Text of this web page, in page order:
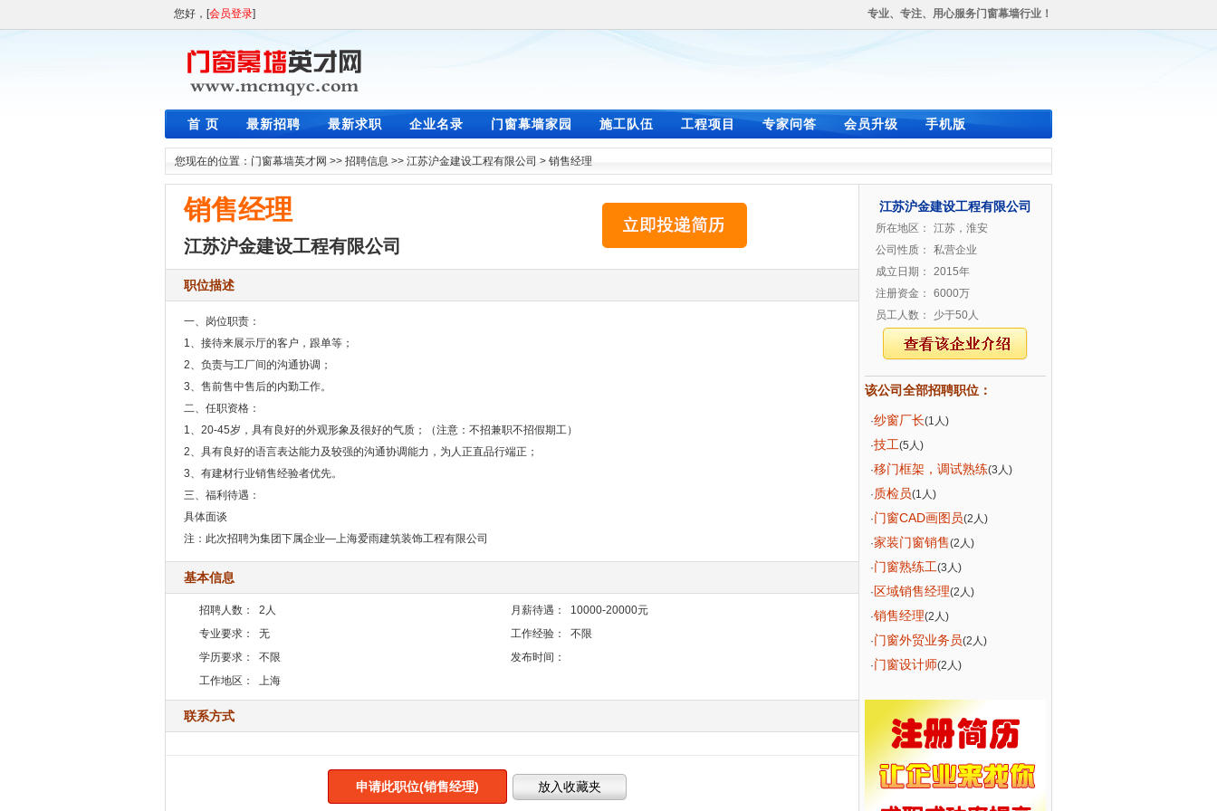
您好，[会员登录] 专业、专注、用心服务门窗幕墙行业！
首 页 最新招聘 最新求职 企业名录 门窗幕墙家园 施工队伍 工程项目 专家问答 会员升级 手机版
您现在的位置： 门窗幕墙英才网 >> 招聘信息 >> 江苏沪金建设工程有限公司 > 销售经理
销售经理
江苏沪金建设工程有限公司
职位描述
一、岗位职责：
1、接待来展示厅的客户，跟单等；
2、负责与工厂间的沟通协调；
3、售前售中售后的内勤工作。
二、任职资格：
1、20-45岁，具有良好的外观形象及很好的气质；（注意：不招兼职不招假期工）
2、具有良好的语言表达能力及较强的沟通协调能力，为人正直品行端正；
3、有建材行业销售经验者优先。
三、福利待遇：
具体面谈
注：此次招聘为集团下属企业—上海爱雨建筑装饰工程有限公司
基本信息
招聘人数： 2人 月薪待遇：
10000-20000元
专业要求：
无 工作经验：
不限
学历要求：
不限
发布时间：
工作地区：
上海
联系方式
申请此职位(销售经理)
江苏沪金建设工程有限公司
所在地区：
江苏，淮安
公司性质：
私营企业
成立日期：
2015年
注册资金：
6000万
员工人数：
少于50人
该公司全部招聘职位：
·纱窗厂长(1人)
·技工(5人)
·移门框架，调试熟练(3人)
· 质检员(1人)
·门窗CAD画图员(2人)
·家装门窗销售(2人)
·门窗熟练工(3人)
· 区域销售经理(2人)
·销售经理(2人)
·门窗外贸业务员(2人)
·门窗设计师(2人)